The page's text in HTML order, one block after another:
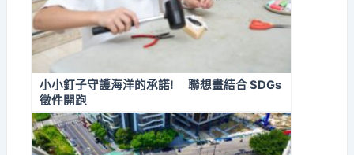
小小釘子守護海洋的承諾! 聯想畫結合 SDGs
徵件開跑